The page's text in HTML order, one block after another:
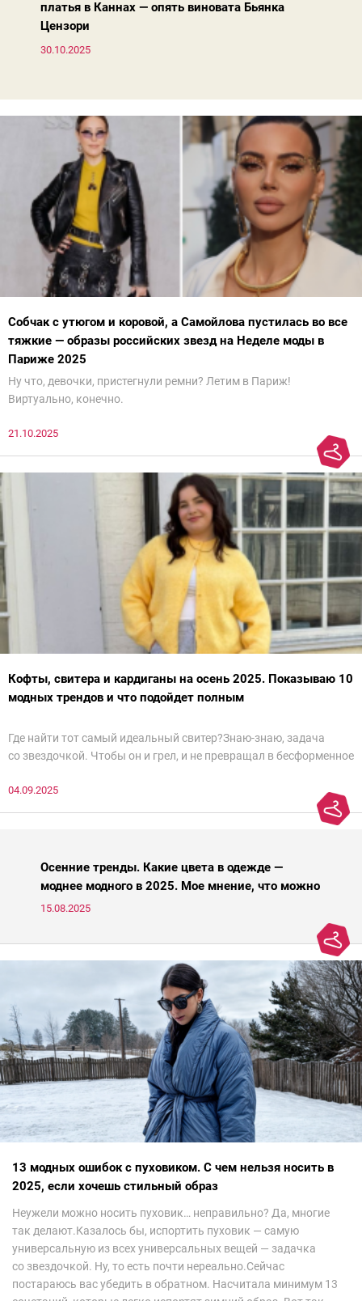
платья в Каннах — опять виновата Бьянка
Цензори
30.10.2025
Собчак с утюгом и коровой, а Самойлова пустилась во все
тяжкие — образы российских звезд на Неделе моды в
Париже 2025
Ну что, девочки, пристегнули ремни? Летим в Париж!
Виртуально, конечно.
21.10.2025
Кофты, свитера и кардиганы на осень 2025. Показываю 10
модных трендов и что подойдет полным
Где найти тот самый идеальный свитер?Знаю-знаю, задача
со звездочкой. Чтобы он и грел, и не превращал в бесформенное
паники.
04.09.2025
Осенние тренды. Какие цвета в одежде —
моднее модного в 2025. Мое мнение, что можно
носить, а что нет
15.08.2025
13 модных ошибок с пуховиком. С чем нельзя носить в
2025, если хочешь стильный образ
Неужели можно носить пуховик… неправильно? Да, многие
так делают.Казалось бы, испортить пуховик — самую
универсальную из всех универсальных вещей — задачка
со звездочкой. Ну, то есть почти нереально.Сейчас
постараюсь вас убедить в обратном. Насчитала минимум 13